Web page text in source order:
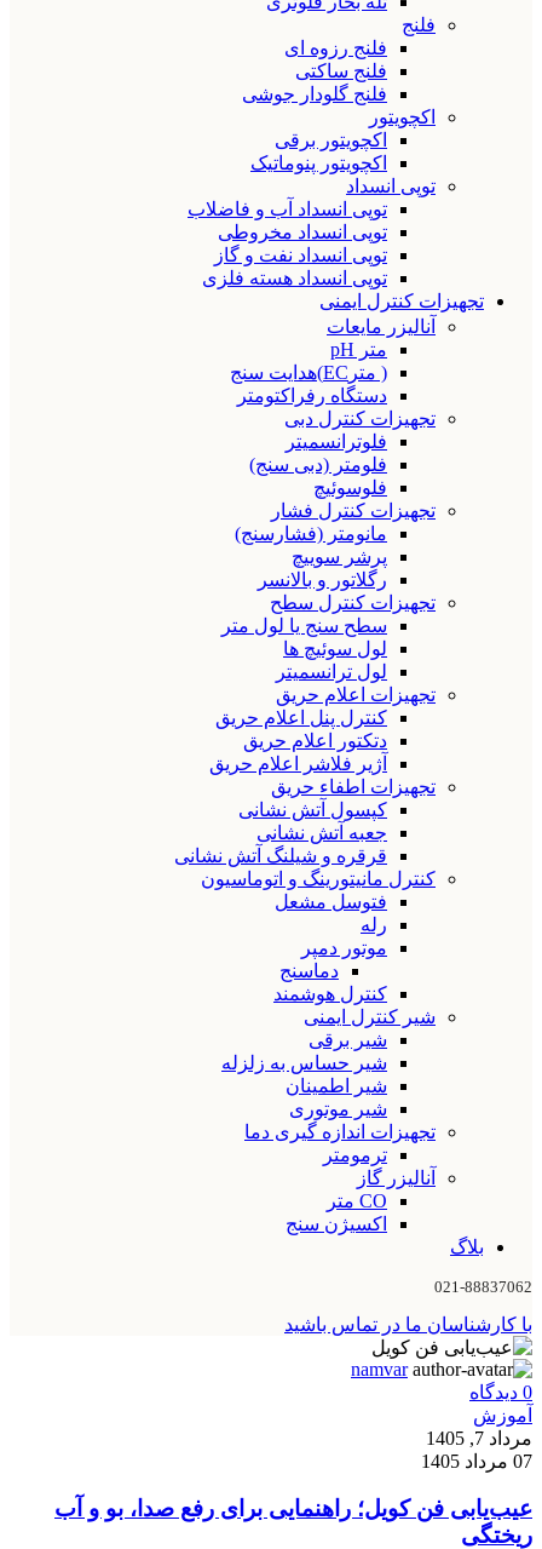
فلنج
فلنج رزوه ای
فلنج ساکتی
فلنج گلودار جوشی
اکچویتور
اکچویتور برقی
اکچویتور پنوماتیک
توپی انسداد
توپی انسداد آب و فاضلاب
توپی انسداد مخروطی
توپی انسداد نفت و گاز
توپی انسداد هسته فلزی
تجهیزات کنترل ایمنی
آنالیزر مایعات
متر pH
( مترEC)هدایت سنج
دستگاه رفراکتومتر
تجهیزات کنترل دبی
فلوترانسمیتر
فلومتر (دبی سنج)
فلوسوئیچ
تجهیزات کنترل فشار
مانومتر (فشارسنج)
پرشر سوییچ
رگلاتور و بالانسر
تجهیزات کنترل سطح
سطح سنج یا لول متر
لول سوئیچ ها
لول ترانسمیتر
تجهیزات اعلام حریق
کنترل پنل اعلام حریق
دتکتور اعلام حریق
آژیر فلاشر اعلام حریق
تجهیزات اطفاء حریق
کپسول آتش نشانی
جعبه آتش نشانی
قرقره و شیلنگ آتش نشانی
کنترل مانیتورینگ و اتوماسیون
فتوسل مشعل
رله
موتور دمپر
دماسنج
کنترل هوشمند
شیر کنترل ایمنی
شیر برقی
شیر حساس به زلزله
شیر اطمینان
شیر موتوری
تجهیزات اندازه گیری دما
ترمومتر
آنالیزر گاز
CO متر
اکسیژن سنج
بلاگ
021-88837062
با کارشناسان ما در تماس باشید
namvar
0 دیدگاه
آموزش
مرداد 7, 1405
07 مرداد 1405
عیب‌یابی فن کویل؛ راهنمایی برای رفع صدا، بو و آب
ریختگی